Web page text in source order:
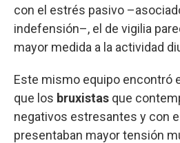
con el estrés pasivo
indefensión–, el de vigilia
mayor medida a la actividad
Este mismo equipo encontró
que los bruxistas que
negativos estresantes y con
presentaban mayor tensión